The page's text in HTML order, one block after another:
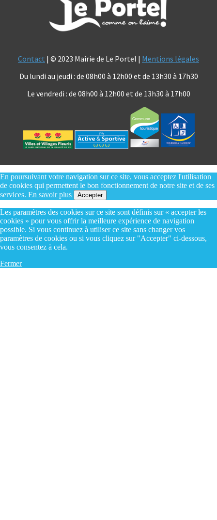
Contact | © 2023 Mairie de Le Portel | Mentions légales
Du lundi au jeudi : de 08h00 à 12h00 et de 13h30 à 17h30
Le vendredi : de 08h00 à 12h00 et de 13h30 à 17h00
En poursuivant votre navigation sur ce site, vous acceptez l'utilisation
de cookies qui permettent le bon fonctionnement de notre site et de ses
services. En savoir plus Accepter
Les paramètres des cookies sur ce site sont définis sur « accepter les
cookies » pour vous offrir la meilleure expérience de navigation
possible. Si vous continuez à utiliser ce site sans changer vos
paramètres de cookies ou si vous cliquez sur "Accepter" ci-dessous,
vous consentez à cela.
Fermer